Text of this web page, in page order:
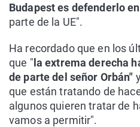
Budapest es defenderlo
parte de la UE".
Ha recordado que en los
que " la extrema derecha
de parte del señor Orbán"
que están tratando de
algunos quieren tratar de
vamos a permitir".